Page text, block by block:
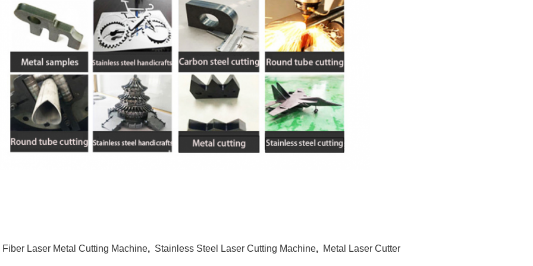
Fiber Laser Metal Cutting Machine, Stainless Steel Laser Cutting Machine, Metal Laser Cutter